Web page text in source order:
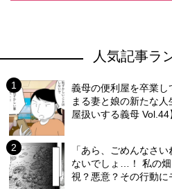
人気記事ラ
義母の便利屋を卒業
まる妻と娘の新たな
屋扱いする義母 Vol.44
「あら、ごめんなさ
ないでしょ…！ 私の
視？悪意？その行動